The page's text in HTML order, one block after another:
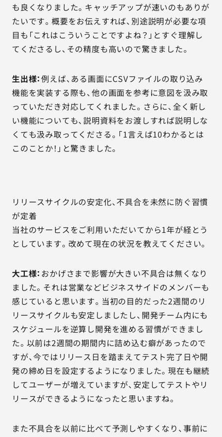
も良くなりました。キャッチアップが速いのもありが
たいです。概要をお伝えすれば、別途説明が必要な項
目も「これはこういうことですよね？」とすぐ理解し
てくださるし、その精度も高いので驚きました。
生出様：例えば、ある画面にCSVファイルの取り込み
機能を実装する際も、他の画面を参考に意図を汲み取
っていただき対応してくれました。さらに、全く新し
い機能についても、説明資料をお渡しすれば説明しな
くても汲み取ってくださる。「1言えば10わかるとは
このことか！」と驚きました。
リリースサイクルの安定化、不具合を未然に防ぐ習慣
が定着
当社のサービスをご利用いただいてから1年が経とう
としています。改めて現在の状況を教えてください。
大工様： おかげさまで影響が大きい不具合は無くなり
ました。それは営業などビジネスサイドのメンバーも
感じていると思います。当初の目的だった2週間のリ
リースサイクルも安定しましたし、開発チーム内にも
スケジュールを逆算し開発を進める習慣ができまし
た。以前は2週間の期間内に詰め込む癖があったので
すが、今ではリリース日を踏まえてテスト完了日や開
発の締め日を設定するようになりました。現在も継続
してユーザーが増えていますが、安定してテストやリ
リースができるようになったと思いますね。
また不具合を以前に比べて予測しやすくなり、事前に